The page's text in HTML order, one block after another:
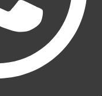
для